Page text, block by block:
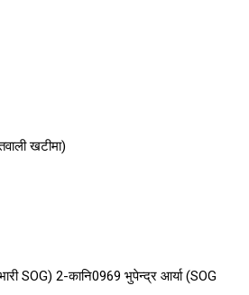
खटीमा)
SOG) 2-कानि0969 भुपेन्द्र आर्या (SOG